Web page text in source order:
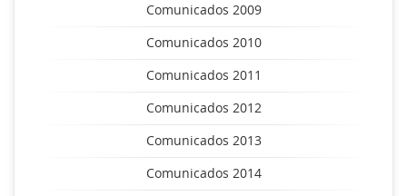
Comunicados 2009
Comunicados 2010
Comunicados 2011
Comunicados 2012
Comunicados 2013
Comunicados 2014